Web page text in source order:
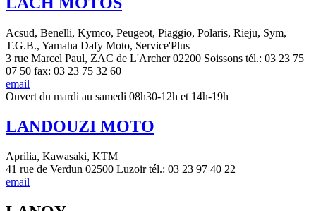
Acsud, Benelli, Kymco, Peugeot, Piaggio, Polaris, Rieju, Sym,
T.G.B., Yamaha Dafy Moto, Service'Plus
3 rue Marcel Paul, ZAC de L'Archer 02200 Soissons tél.: 03 23 75
07 50 fax: 03 23 75 32 60
email
Ouvert du mardi au samedi 08h30-12h et 14h-19h
LANDOUZI MOTO
Aprilia, Kawasaki, KTM
41 rue de Verdun 02500 Luzoir tél.: 03 23 97 40 22
email